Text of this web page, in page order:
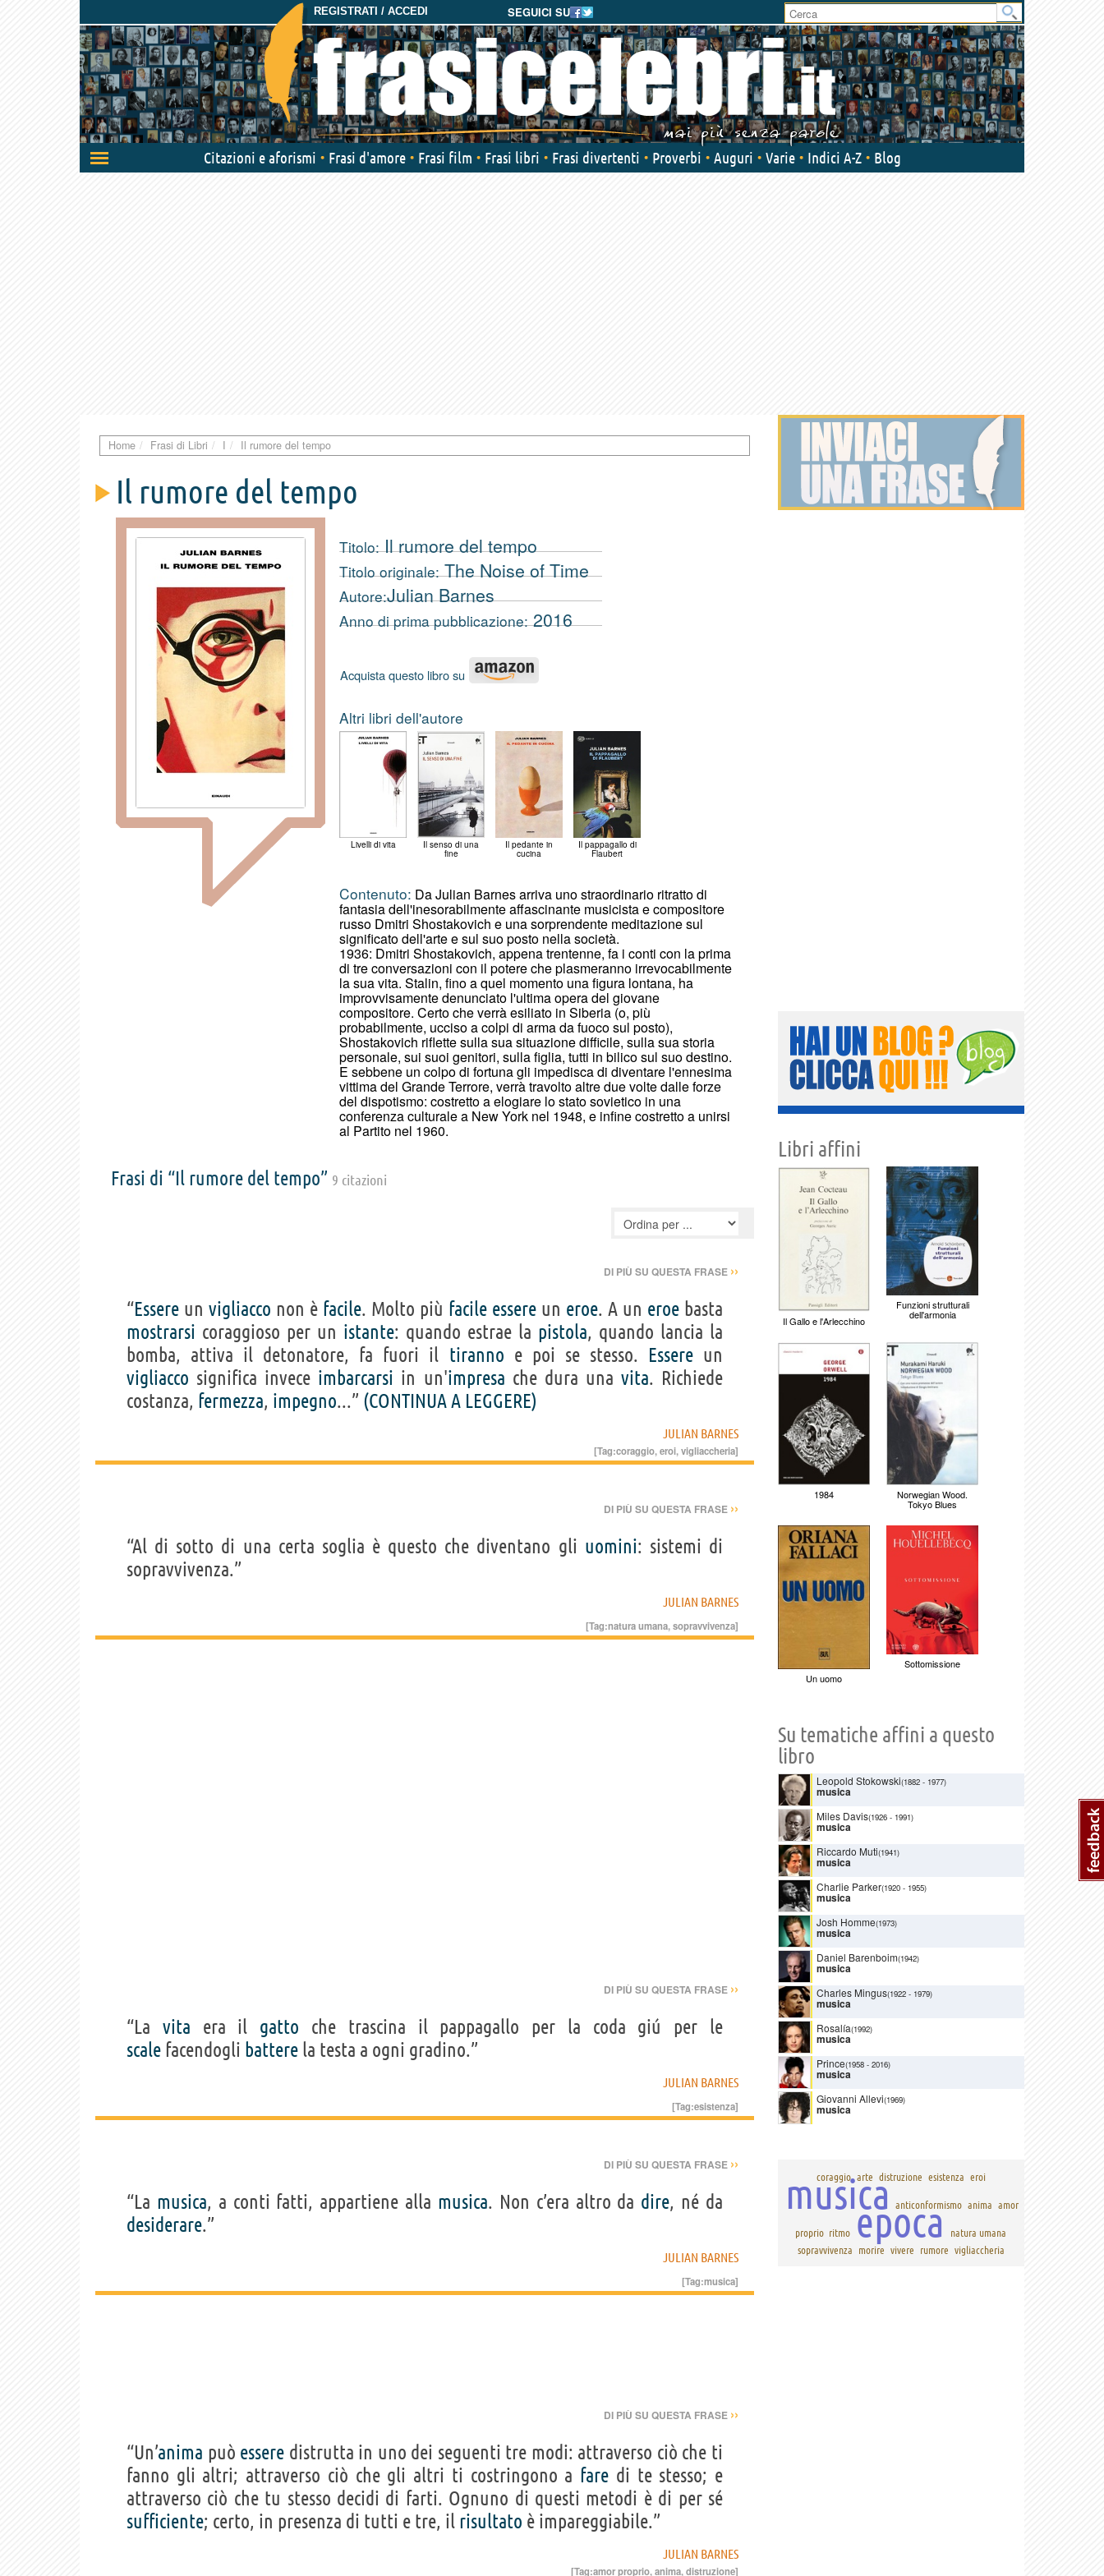
SEGUICI SU
REGISTRATI / ACCEDI
Attiva/disattiva
navigazione
User
area
Citazioni e aforismi Frasi d'amore Frasi film Frasi libri Frasi divertenti Proverbi Auguri Varie Indici A-Z Blog
Home Frasi di Libri I Il rumore del tempo
Il rumore del tempo
Titolo:Il rumore del tempo
Titolo originale:The Noise of Time
Autore:Julian Barnes
Anno di prima pubblicazione:2016
Acquista questo libro su
Altri libri dell'autore
Livelli di vita Il senso di una
fine
Il pedante in
cucina
Il pappagallo di
Flaubert
Contenuto: Da Julian Barnes arriva uno straordinario ritratto di
fantasia dell'inesorabilmente affascinante musicista e compositore
russo Dmitri Shostakovich e una sorprendente meditazione sul
significato dell'arte e sul suo posto nella società.
1936: Dmitri Shostakovich, appena trentenne, fa i conti con la prima
di tre conversazioni con il potere che plasmeranno irrevocabilmente
la sua vita. Stalin, fino a quel momento una figura lontana, ha
improvvisamente denunciato l'ultima opera del giovane
compositore. Certo che verrà esiliato in Siberia (o, più
probabilmente, ucciso a colpi di arma da fuoco sul posto),
Shostakovich riflette sulla sua situazione difficile, sulla sua storia
personale, sui suoi genitori, sulla figlia, tutti in bilico sul suo destino.
E sebbene un colpo di fortuna gli impedisca di diventare l'ennesima
vittima del Grande Terrore, verrà travolto altre due volte dalle forze
del dispotismo: costretto a elogiare lo stato sovietico in una
conferenza culturale a New York nel 1948, e infine costretto a unirsi
al Partito nel 1960.
Frasi di “Il rumore del tempo” 9 citazioni
DI PIÙ SU QUESTA FRASE ››
“Essere un vigliacco non è facile. Molto più facile essere un eroe. A un eroe basta
mostrarsi coraggioso per un istante: quando estrae la pistola, quando lancia la
bomba, attiva il detonatore, fa fuori il tiranno e poi se stesso. Essereun
vigliacco significa invece imbarcarsi in un'impresa che dura una vita. Richiede
costanza, fermezza, impegno...” (CONTINUA A LEGGERE)
JULIAN BARNES
[Tag:coraggio,eroi,vigliaccheria]
DI PIÙ SU QUESTA FRASE ››
“Al di sotto di una certa soglia è questo che diventano gli uomini: sistemi di
sopravvivenza.”
JULIAN BARNES
[Tag:natura umana,sopravvivenza]
DI PIÙ SU QUESTA FRASE ››
“La vita era il gatto che trascina il pappagallo per la coda giú per le
scale facendogli battere la testa a ogni gradino.”
JULIAN BARNES
[Tag:esistenza]
DI PIÙ SU QUESTA FRASE ››
“La musica, a conti fatti, appartiene alla musica. Non c’era altro da dire, né da
desiderare.”
JULIAN BARNES
[Tag:musica]
DI PIÙ SU QUESTA FRASE ››
“Un’anima può essere distrutta in uno dei seguenti tre modi: attraverso ciò che ti
fanno gli altri; attraverso ciò che gli altri ti costringono a fare di te stesso; e
attraverso ciò che tu stesso decidi di farti. Ognuno di questi metodi è di per sé
sufficiente; certo, in presenza di tutti e tre, il risultato è impareggiabile.”
JULIAN BARNES
[Tag:amor proprio,anima,distruzione]
Libri affini
Il Gallo e l'Arlecchino
Funzioni strutturali
dell'armonia
1984 Norwegian Wood.
Tokyo Blues
Un uomo
Sottomissione
Su tematiche affini a questo
libro
Leopold Stokowski(1882 - 1977)
musica
Miles Davis(1926 - 1991)
musica
Riccardo Muti(1941)
musica
Charlie Parker(1920 - 1955)
musica
Josh Homme(1973)
musica
Daniel Barenboim(1942)
musica
Charles Mingus(1922 - 1979)
musica
Rosalía(1992)
musica
Prince(1958 - 2016)
musica
Giovanni Allevi(1969)
musica
coraggio arte distruzione esistenza eroi
musica anticonformismo anima amor
proprio ritmo epoca natura umana
sopravvivenza
morire vivere rumore vigliaccheria